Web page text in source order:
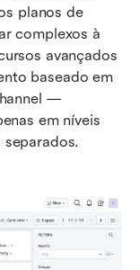
planos de
complexos à
avançados
baseado em
—
em níveis